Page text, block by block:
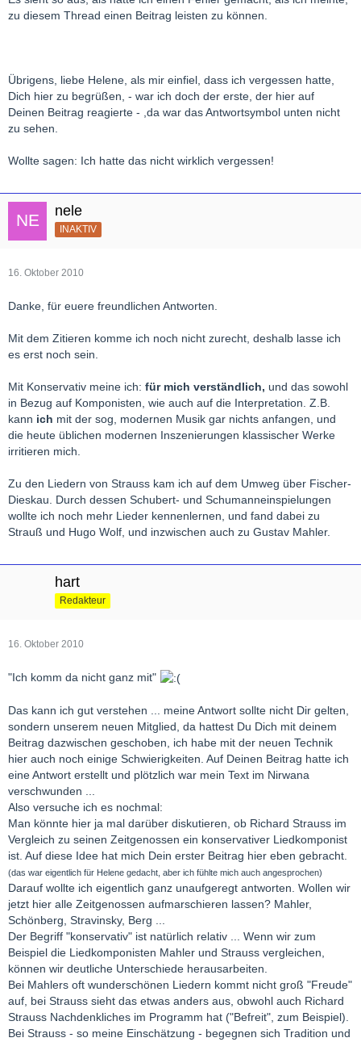
zu diesem Thread einen Beitrag leisten zu können.
Übrigens, liebe Helene, als mir einfiel, dass ich vergessen hatte,
Dich hier zu begrüßen, - war ich doch der erste, der hier auf
Deinen Beitrag reagierte - ,da war das Antwortsymbol unten nicht
zu sehen.
Wollte sagen: Ich hatte das nicht wirklich vergessen!
nele
INAKTIV
16. Oktober 2010
Danke, für euere freundlichen Antworten.
Mit dem Zitieren komme ich noch nicht zurecht, deshalb lasse ich
es erst noch sein.
Mit Konservativ meine ich: für mich verständlich, und das sowohl
in Bezug auf Komponisten, wie auch auf die Interpretation. Z.B.
kann ich mit der sog, modernen Musik gar nichts anfangen, und
die heute üblichen modernen Inszenierungen klassischer Werke
irritieren mich.
Zu den Liedern von Strauss kam ich auf dem Umweg über Fischer-
Dieskau. Durch dessen Schubert- und Schumanneinspielungen
wollte ich noch mehr Lieder kennenlernen, und fand dabei zu
Strauß und Hugo Wolf, und inzwischen auch zu Gustav Mahler.
hart
Redakteur
16. Oktober 2010
"Ich komm da nicht ganz mit"
Das kann ich gut verstehen ... meine Antwort sollte nicht Dir gelten,
sondern unserem neuen Mitglied, da hattest Du Dich mit deinem
Beitrag dazwischen geschoben, ich habe mit der neuen Technik
hier auch noch einige Schwierigkeiten. Auf Deinen Beitrag hatte ich
eine Antwort erstellt und plötzlich war mein Text im Nirwana
verschwunden ...
Also versuche ich es nochmal:
Man könnte hier ja mal darüber diskutieren, ob Richard Strauss im
Vergleich zu seinen Zeitgenossen ein konservativer Liedkomponist
ist. Auf diese Idee hat mich Dein erster Beitrag hier eben gebracht.
(das war eigentlich für Helene gedacht, aber ich fühlte mich auch angesprochen)
Darauf wollte ich eigentlich ganz unaufgeregt antworten. Wollen wir
jetzt hier alle Zeitgenossen aufmarschieren lassen? Mahler,
Schönberg, Stravinsky, Berg ...
Der Begriff "konservativ" ist natürlich relativ ... Wenn wir zum
Beispiel die Liedkomponisten Mahler und Strauss vergleichen,
können wir deutliche Unterschiede herausarbeiten.
Bei Mahlers oft wunderschönen Liedern kommt nicht groß "Freude"
auf, bei Strauss sieht das etwas anders aus, obwohl auch Richard
Strauss Nachdenkliches im Programm hat ("Befreit", zum Beispiel).
Bei Strauss - so meine Einschätzung - begegnen sich Tradition und